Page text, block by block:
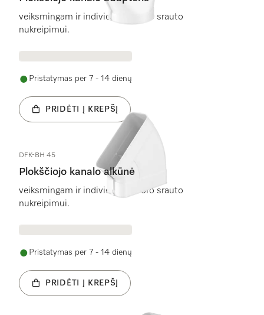
veiksmingam ir individualiam oro srauto
nukreipimui.
Pristatymas per 7 - 14 dienų
PRIDĖTI Į KREPŠĮ
DFK-BH 45
Plokščiojo kanalo alkūnė
veiksmingam ir individualiam oro srauto
nukreipimui.
Pristatymas per 7 - 14 dienų
PRIDĖTI Į KREPŠĮ